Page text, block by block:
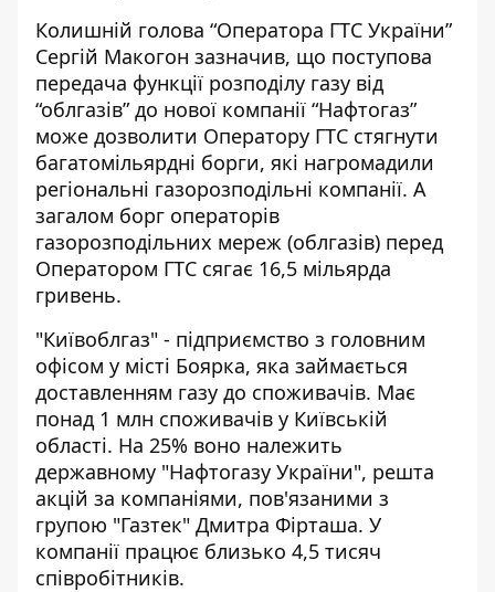
Колишній голова “Оператора ГТС України”
Сергій Макогон зазначив, що поступова
передача функції розподілу газу від
“облгазів” до нової компанії “Нафтогаз”
може дозволити Оператору ГТС стягнути
багатомільярдні борги, які нагромадили
регіональні газорозподільні компанії. А
загалом борг операторів
газорозподільних мереж (облгазів) перед
Оператором ГТС сягає 16,5 мільярда
гривень.
"Київоблгаз" - підприємство з головним
офісом у місті Боярка, яка займається
доставленням газу до споживачів. Має
понад 1 млн споживачів у Київській
області. На 25% воно належить
державному "Нафтогазу України", решта
акцій за компаніями, пов'язаними з
групою "Газтек" Дмитра Фірташа. У
компанії працює близько 4,5 тисяч
співробітників.